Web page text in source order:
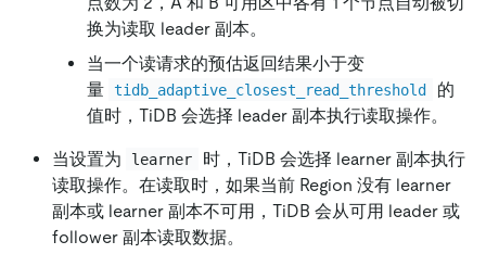
换为读取 leader 副本。
当一个读请求的预估返回结果小于变
量 tidb_adaptive_closest_read_threshold
的
值时，TiDB 会选择 leader 副本执行读取操作。
当设置为 learner
时，TiDB 会选择 learner 副本执行
读取操作。在读取时，如果当前 Region 没有 learner
副本或 learner 副本不可用，TiDB 会从可用 leader 或
follower 副本读取数据。